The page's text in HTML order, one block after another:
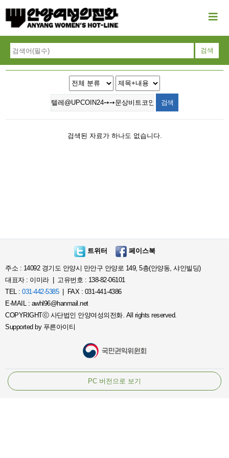
검색된 자료가 하나도 없습니다.
트위터 페이스북
주소 : 14092 경기도 안양시 만안구 안양로 149, 5층(안양동, 샤인빌딩)
대표자 : 이미라 | 고유번호 : 138-82-06101
TEL : 031-442-5385| FAX : 031-441-4386
E-MAIL : awhl96@hanmail.net
COPYRIGHTⓒ 사단법인 안양여성의전화. All rights reserved.
Supported by 푸른아이티
PC 버전으로 보기